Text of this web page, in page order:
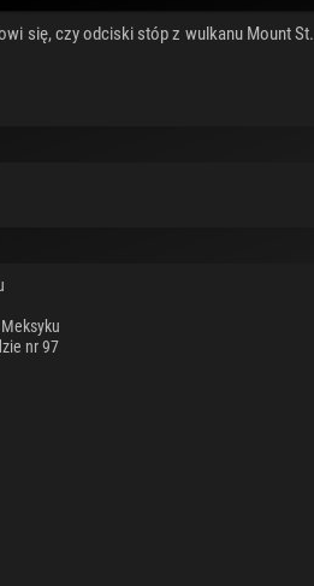
się, czy odciski stóp z wulkanu Mount St.
nr 97